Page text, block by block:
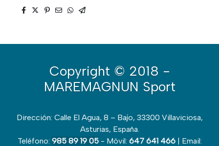
Copyright © 2018 -
MAREMAGNUN Sport
Dirección: Calle El Agua, 8 – Bajo, 33300 Villaviciosa,
Asturias, España.
Teléfono: 985 89 19 05- Móvil: 647 641 466| Email: